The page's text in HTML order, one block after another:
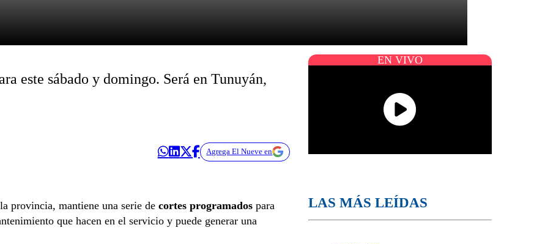
este sábado y domingo. Será en Tunuyán,
Agrega El Nueve en
provincia, mantiene una serie de cortes programados para
que hacen en el servicio y puede generar una
EN VIVO
LAS MÁS LEÍDAS